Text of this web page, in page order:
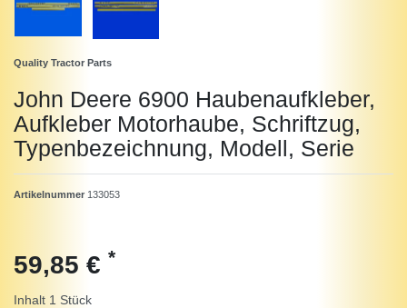
Quality Tractor Parts
John Deere 6900 Haubenaufkleber,
Aufkleber Motorhaube, Schriftzug,
Typenbezeichnung, Modell, Serie
Artikelnummer 133053
59,85 € *
Inhalt 1 Stück